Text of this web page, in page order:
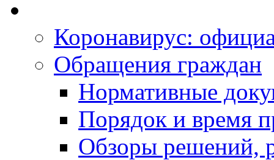
Коронавирус:
Обращения граждан
Нормативные
Порядок и время
Обзоры решений,